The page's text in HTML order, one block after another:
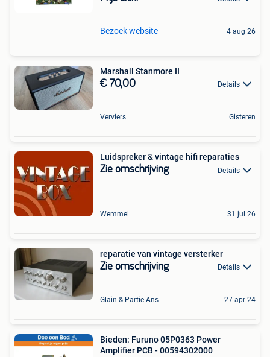
Bezoek website 4 aug 26
Marshall Stanmore II
€ 70,00 Details
Verviers Gisteren
Luidspreker & vintage hifi reparaties
Zie omschrijving Details
Wemmel 31 jul 26
reparatie van vintage versterker
Zie omschrijving Details
Glain & Partie Ans 27 apr 24
Bieden: Furuno 05P0363 Power
Amplifier PCB - 00594302000